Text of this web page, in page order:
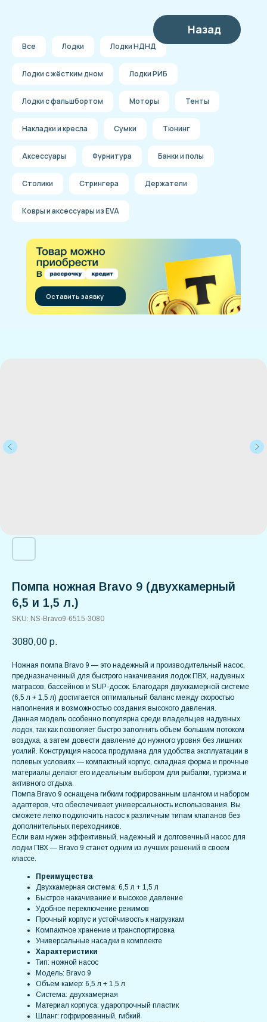
Назад
Все Лодки Лодки НДНД
Лодки с жёстким дном Лодки РИБ
Лодки с фальшбортом Моторы Тенты
Накладки и кресла Сумки Тюнинг
Аксессуары Фурнитура Банки и полы
Столики Стрингера Держатели
Ковры и аксессуары из EVA
Оставить заявку
Помпа ножная Bravo 9 (двухкамерный
6,5 и 1,5 л.)
SKU: NS-Bravo9-6515-3080
3080,00 р.
Ножная помпа Bravo 9 — это надежный и производительный насос,
предназначенный для быстрого накачивания лодок ПВХ, надувных
матрасов, бассейнов и SUP-досок. Благодаря двухкамерной системе
(6,5 л + 1,5 л) достигается оптимальный баланс между скоростью
наполнения и возможностью создания высокого давления.
Данная модель особенно популярна среди владельцев надувных
лодок, так как позволяет быстро заполнить объем большим потоком
воздуха, а затем довести давление до нужного уровня без лишних
усилий. Конструкция насоса продумана для удобства эксплуатации в
полевых условиях — компактный корпус, складная форма и прочные
материалы делают его идеальным выбором для рыбалки, туризма и
активного отдыха.
Помпа Bravo 9 оснащена гибким гофрированным шлангом и набором
адаптеров, что обеспечивает универсальность использования. Вы
сможете легко подключить насос к различным типам клапанов без
дополнительных переходников.
Если вам нужен эффективный, надежный и долговечный насос для
лодки ПВХ — Bravo 9 станет одним из лучших решений в своем
классе.
Преимущества
Двухкамерная система: 6,5 л + 1,5 л
Быстрое накачивание и высокое давление
Удобное переключение режимов
Прочный корпус и устойчивость к нагрузкам
Компактное хранение и транспортировка
Универсальные насадки в комплекте
Характеристики
Тип: ножной насос
Модель: Bravo 9
Объем камер: 6,5 л + 1,5 л
Система: двухкамерная
Материал корпуса: ударопрочный пластик
Шланг: гофрированный, гибкий